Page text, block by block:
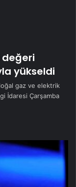
yükseldi
gaz ve elektrik
İdaresi Çarşamba